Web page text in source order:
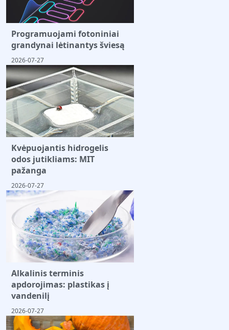
Programuojami fotoniniai
grandynai lėtinantys šviesą
2026-07-27
Kvėpuojantis hidrogelis
odos jutikliams: MIT
pažanga
2026-07-27
Alkalinis terminis
apdorojimas: plastikas į
vandenilį
2026-07-27